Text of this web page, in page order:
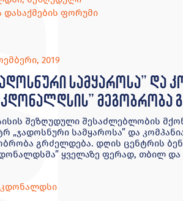
ფორუმი
2019
სამყაროსა” და
მეგობრობა
შეზღუდული შესაძლებლობის
„ჯადოსნური სამყაროსა” და
გრძელდება. დღის ცენტრის
ყველაზე ფერად, თბილ